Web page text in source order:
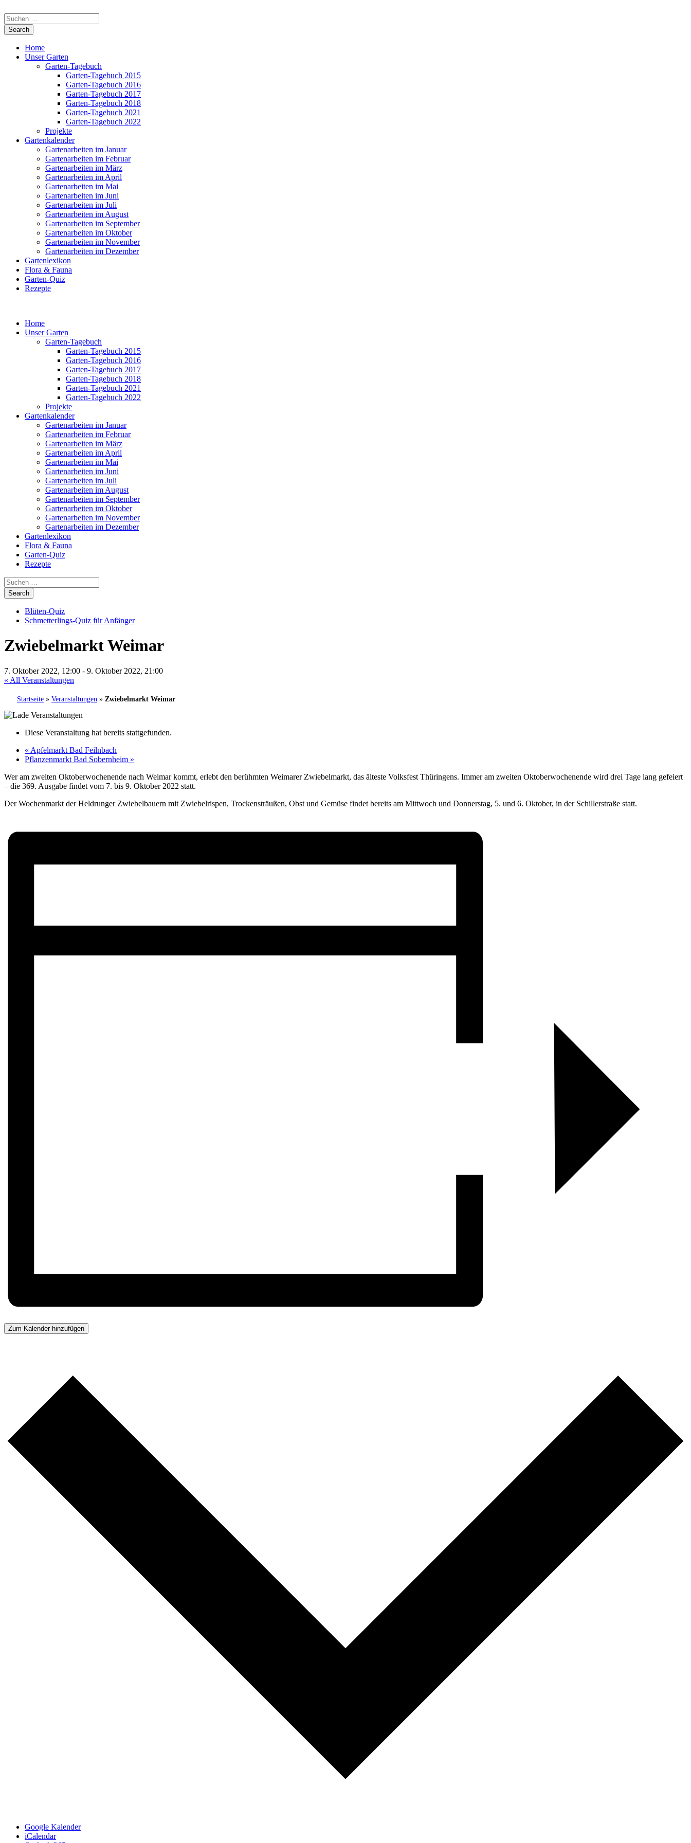
Home
Unser Garten
Garten-Tagebuch
Garten-Tagebuch 2015
Garten-Tagebuch 2016
Garten-Tagebuch 2017
Garten-Tagebuch 2018
Garten-Tagebuch 2021
Garten-Tagebuch 2022
Projekte
Gartenkalender
Gartenarbeiten im Januar
Gartenarbeiten im Februar
Gartenarbeiten im März
Gartenarbeiten im April
Gartenarbeiten im Mai
Gartenarbeiten im Juni
Gartenarbeiten im Juli
Gartenarbeiten im August
Gartenarbeiten im September
Gartenarbeiten im Oktober
Gartenarbeiten im November
Gartenarbeiten im Dezember
Gartenlexikon
Flora & Fauna
Garten-Quiz
Rezepte
Home
Unser Garten
Garten-Tagebuch
Garten-Tagebuch 2015
Garten-Tagebuch 2016
Garten-Tagebuch 2017
Garten-Tagebuch 2018
Garten-Tagebuch 2021
Garten-Tagebuch 2022
Projekte
Gartenkalender
Gartenarbeiten im Januar
Gartenarbeiten im Februar
Gartenarbeiten im März
Gartenarbeiten im April
Gartenarbeiten im Mai
Gartenarbeiten im Juni
Gartenarbeiten im Juli
Gartenarbeiten im August
Gartenarbeiten im September
Gartenarbeiten im Oktober
Gartenarbeiten im November
Gartenarbeiten im Dezember
Gartenlexikon
Flora & Fauna
Garten-Quiz
Rezepte
Blüten-Quiz
Schmetterlings-Quiz für Anfänger
Zwiebelmarkt Weimar
7. Oktober 2022, 12:00 - 9. Oktober 2022, 21:00
« All Veranstaltungen
Startseite » Veranstaltungen » Zwiebelmarkt Weimar
Diese Veranstaltung hat bereits stattgefunden.
« Apfelmarkt Bad Feilnbach
Pflanzenmarkt Bad Sobernheim »
Wer am zweiten Oktoberwochenende nach Weimar kommt, erlebt den berühmten Weimarer Zwiebelmarkt, das älteste Volksfest Thüringens. Immer am zweiten Oktoberwochenende wird drei Tage lang gefeiert
– die 369. Ausgabe findet vom 7. bis 9. Oktober 2022 statt.
Der Wochenmarkt der Heldrunger Zwiebelbauern mit Zwiebelrispen, Trockensträußen, Obst und Gemüse findet bereits am Mittwoch und Donnerstag, 5. und 6. Oktober, in der Schillerstraße statt.
Zum Kalender hinzufügen
Google Kalender
iCalendar